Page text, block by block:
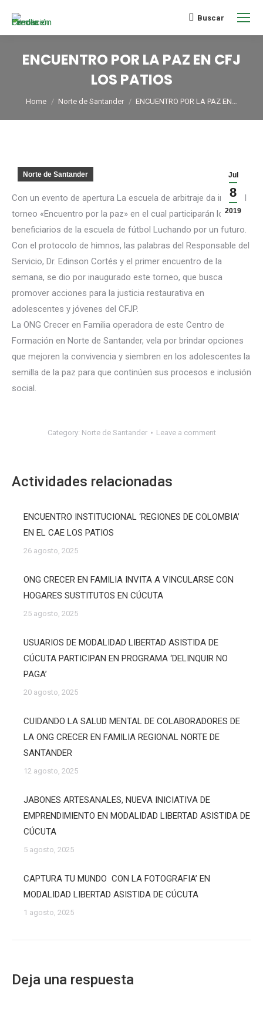
Buscar
ENCUENTRO POR LA PAZ EN CFJ
LOS PATIOS
You are here:
Home Norte de Santander ENCUENTRO POR LA PAZ EN…
Jul
8
2019
Norte de Santander
Con un evento de apertura La escuela de arbitraje da inicio al
torneo «Encuentro por la paz» en el cual participarán los
beneficiarios de la escuela de fútbol Luchando por un futuro.
Con el protocolo de himnos, las palabras del Responsable del
Servicio, Dr. Edinson Cortés y el primer encuentro de la
semana, se dio por inaugurado este torneo, que busca
promover acciones para la justicia restaurativa en
adolescentes y jóvenes del CFJP.
La ONG Crecer en Familia operadora de este Centro de
Formación en Norte de Santander, vela por brindar opciones
que mejoren la convivencia y siembren en los adolescentes la
semilla de la paz para que continúen sus procesos e inclusión
social.
Category: Norte de Santander Leave a comment
Actividades relacionadas
ENCUENTRO INSTITUCIONAL ‘REGIONES DE COLOMBIA’
EN EL CAE LOS PATIOS
26 agosto, 2025
ONG CRECER EN FAMILIA INVITA A VINCULARSE CON
HOGARES SUSTITUTOS EN CÚCUTA
25 agosto, 2025
USUARIOS DE MODALIDAD LIBERTAD ASISTIDA DE
CÚCUTA PARTICIPAN EN PROGRAMA ‘DELINQUIR NO
PAGA’
20 agosto, 2025
CUIDANDO LA SALUD MENTAL DE COLABORADORES DE
LA ONG CRECER EN FAMILIA REGIONAL NORTE DE
SANTANDER
12 agosto, 2025
JABONES ARTESANALES, NUEVA INICIATIVA DE
EMPRENDIMIENTO EN MODALIDAD LIBERTAD ASISTIDA DE
CÚCUTA
5 agosto, 2025
CAPTURA TU MUNDO CON LA FOTOGRAFIA’ EN
MODALIDAD LIBERTAD ASISTIDA DE CÚCUTA
1 agosto, 2025
Deja una respuesta